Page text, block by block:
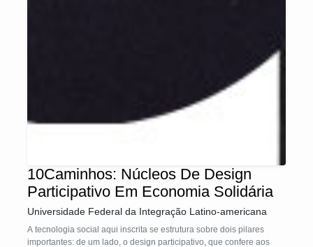
10Caminhos: Núcleos De Design
Participativo Em Economia Solidária
Universidade Federal da Integração Latino-americana
A tecnologia social aqui inscrita se estrutura sobre dois pilares
importantes: de um lado, o design participativo, que confere aos